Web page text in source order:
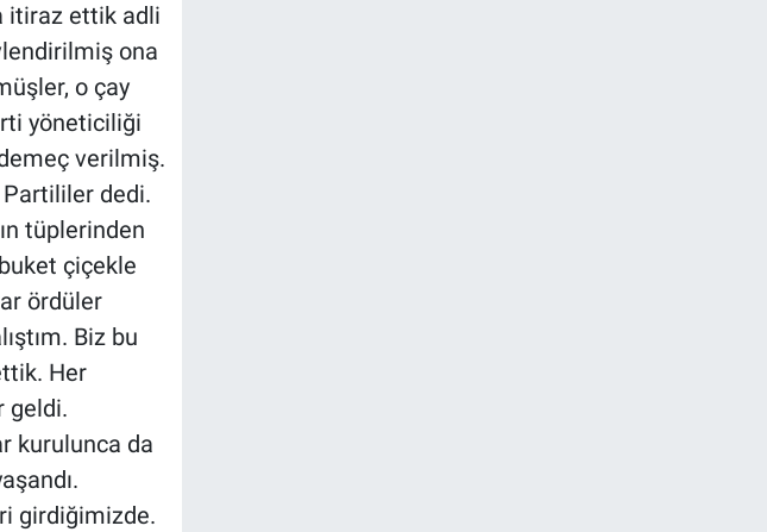
itiraz ettik adli
ona
o çay
yöneticiliği
verilmiş.
dedi.
tüplerinden
çiçekle
ördüler
Biz bu
Her
geldi.
kurulunca da
girdiğimizde.